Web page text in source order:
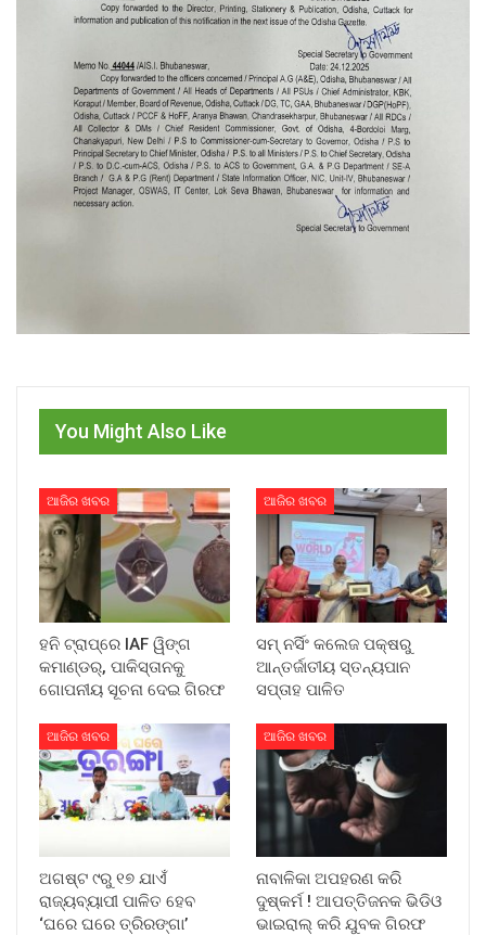
You Might Also Like
ଆଜିର ଖବର
ହନି ଟ୍ରାପ୍‌ରେ IAF ୱିଙ୍ଗ
କମାଣ୍ଡର୍, ପାକିସ୍ତାନକୁ
ଗୋପନୀୟ ସୂଚନା ଦେଇ ଗିରଫ
ଆଜିର ଖବର
ସମ୍ ନର୍ସିଂ କଲେଜ ପକ୍ଷରୁ
ଆନ୍ତର୍ଜାତୀୟ ସ୍ତନ୍ୟପାନ
ସପ୍ତାହ ପାଳିତ
ଆଜିର ଖବର
ଅଗଷ୍ଟ ୯ରୁ ୧୭ ଯାଏଁ
ରାଜ୍ୟବ୍ୟାପୀ ପାଳିତ ହେବ
‘ଘରେ ଘରେ ତ୍ରିରଙ୍ଗା’
ଆଜିର ଖବର
ନାବାଳିକା ଅପହରଣ କରି
ଦୁଷ୍କର୍ମ ! ଆପତ୍ତିଜନକ ଭିଡିଓ
ଭାଇରାଲ୍ କରି ଯୁବକ ଗିରଫ